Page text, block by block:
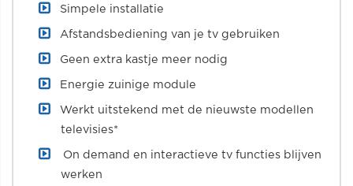
Simpele installatie
Afstandsbediening van je tv gebruiken
Geen extra kastje meer nodig
Energie zuinige module
Werkt uitstekend met de nieuwste modellen
televisies*
On demand en interactieve tv functies blijven
werken